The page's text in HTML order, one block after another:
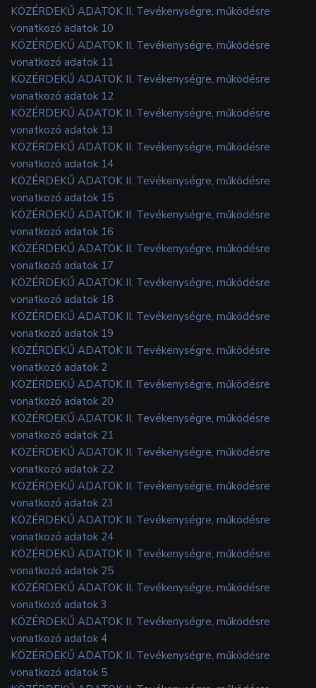
KÖZÉRDEKŰ ADATOK II. Tevékenységre, működésre
vonatkozó adatok 10
KÖZÉRDEKŰ ADATOK II. Tevékenységre, működésre
vonatkozó adatok 11
KÖZÉRDEKŰ ADATOK II. Tevékenységre, működésre
vonatkozó adatok 12
KÖZÉRDEKŰ ADATOK II. Tevékenységre, működésre
vonatkozó adatok 13
KÖZÉRDEKŰ ADATOK II. Tevékenységre, működésre
vonatkozó adatok 14
KÖZÉRDEKŰ ADATOK II. Tevékenységre, működésre
vonatkozó adatok 15
KÖZÉRDEKŰ ADATOK II. Tevékenységre, működésre
vonatkozó adatok 16
KÖZÉRDEKŰ ADATOK II. Tevékenységre, működésre
vonatkozó adatok 17
KÖZÉRDEKŰ ADATOK II. Tevékenységre, működésre
vonatkozó adatok 18
KÖZÉRDEKŰ ADATOK II. Tevékenységre, működésre
vonatkozó adatok 19
KÖZÉRDEKŰ ADATOK II. Tevékenységre, működésre
vonatkozó adatok 2
KÖZÉRDEKŰ ADATOK II. Tevékenységre, működésre
vonatkozó adatok 20
KÖZÉRDEKŰ ADATOK II. Tevékenységre, működésre
vonatkozó adatok 21
KÖZÉRDEKŰ ADATOK II. Tevékenységre, működésre
vonatkozó adatok 22
KÖZÉRDEKŰ ADATOK II. Tevékenységre, működésre
vonatkozó adatok 23
KÖZÉRDEKŰ ADATOK II. Tevékenységre, működésre
vonatkozó adatok 24
KÖZÉRDEKŰ ADATOK II. Tevékenységre, működésre
vonatkozó adatok 25
KÖZÉRDEKŰ ADATOK II. Tevékenységre, működésre
vonatkozó adatok 3
KÖZÉRDEKŰ ADATOK II. Tevékenységre, működésre
vonatkozó adatok 4
KÖZÉRDEKŰ ADATOK II. Tevékenységre, működésre
vonatkozó adatok 5